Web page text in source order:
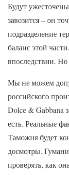
Будут
завозится – он
подразделение
баланс этой
впоследствии.
Мы не можем
российского
Dolce & Gabbana
есть. Реальные
Таможня будет
досмотры.
проверять, как